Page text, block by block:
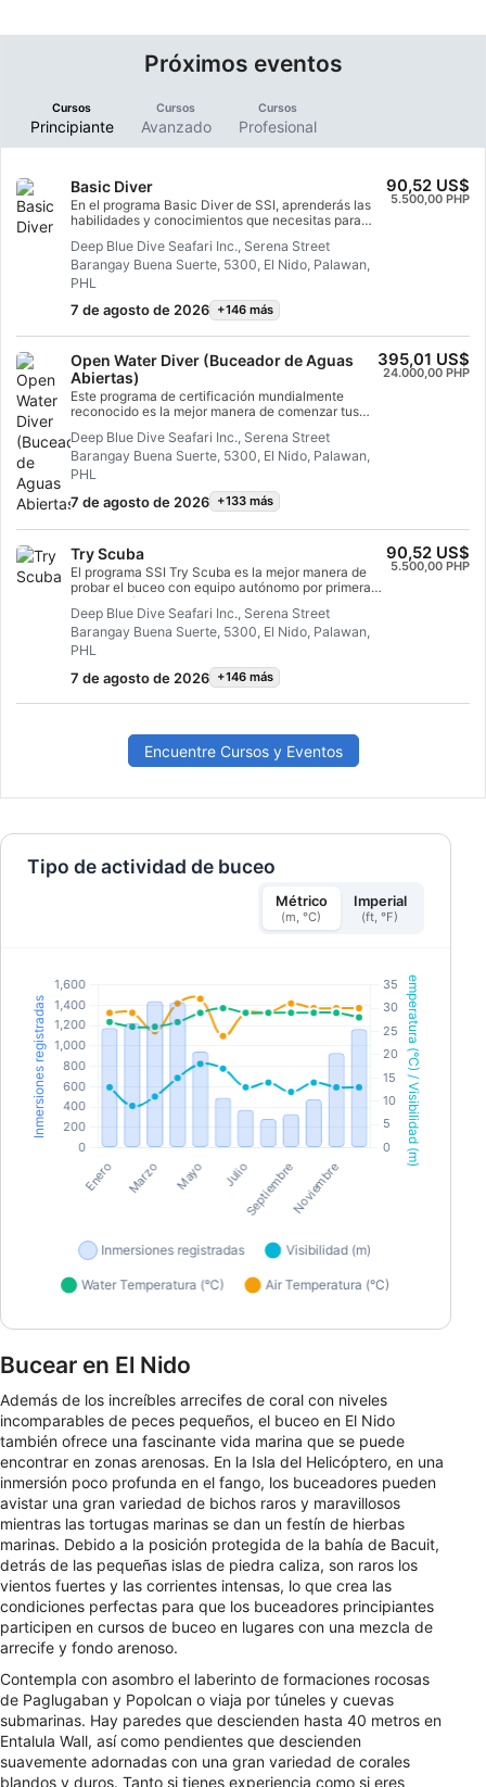
Próximos eventos
Cursos
Principiante
Cursos
Avanzado
Cursos
Profesional
Basic Diver
En el programa Basic Diver de SSI, aprenderás las
habilidades y conocimientos que necesitas para
un profesional de SSI. Es una forma estupenda de
explorar más a fondo el mundo subacuático
mientras pruebas el buceo. Todo el programa Basic
Diver u Open Water Diver en un plazo de 6 meses,
aventura de buceo.
Deep Blue Dive Seafari Inc., Serena Street
Barangay Buena Suerte, 5300, El Nido, Palawan,
PHL
7 de agosto de 2026 +146 más
90,52 US$
5.500,00 PHP
Open Water Diver (Buceador de Aguas
Abiertas)
Este programa de certificación mundialmente
reconocido es la mejor manera de comenzar tus
La formación personalizada se combina con
sesiones de práctica en el agua para garantizar
que posees las habilidades y la experiencia
necesarias para sentirte realmente cómodo bajo el
agua. Obtendrás la certificación SSI Open Water
Deep Blue Dive Seafari Inc., Serena Street
Barangay Buena Suerte, 5300, El Nido, Palawan,
PHL
7 de agosto de 2026 +133 más
395,01 US$
24.000,00 PHP
Try Scuba
El programa SSI Try Scuba es la mejor manera de
probar el buceo con equipo autónomo por primera
vez. Estarás en aguas confinadas y bien atendido
por tu instructor, para que puedas disfrutar de esas
primeras respiraciones inolvidables bajo el agua y
experimentar la magia del submarinismo. Al final de
este breve curso, habrás obtenido tu tarjeta de
reconocimiento SSI Try Scuba y, sin duda, querrás
buceo y este curso es donde todo comienza.
Deep Blue Dive Seafari Inc., Serena Street
Barangay Buena Suerte, 5300, El Nido, Palawan,
PHL
7 de agosto de 2026 +146 más
90,52 US$
5.500,00 PHP
Encuentre Cursos y Eventos
Tipo de actividad de buceo
Métrico
(m, °C)
Imperial
(ft, °F)
Bucear en El Nido
Además de los increíbles arrecifes de coral con niveles
incomparables de peces pequeños, el buceo en El Nido
también ofrece una fascinante vida marina que se puede
encontrar en zonas arenosas. En la Isla del Helicóptero, en una
inmersión poco profunda en el fango, los buceadores pueden
avistar una gran variedad de bichos raros y maravillosos
mientras las tortugas marinas se dan un festín de hierbas
marinas. Debido a la posición protegida de la bahía de Bacuit,
detrás de las pequeñas islas de piedra caliza, son raros los
vientos fuertes y las corrientes intensas, lo que crea las
condiciones perfectas para que los buceadores principiantes
participen en cursos de buceo en lugares con una mezcla de
arrecife y fondo arenoso.
Contempla con asombro el laberinto de formaciones rocosas
de Paglugaban y Popolcan o viaja por túneles y cuevas
submarinas. Hay paredes que descienden hasta 40 metros en
Entalula Wall, así como pendientes que descienden
suavemente adornadas con una gran variedad de corales
blandos y duros. Tanto si tienes experiencia como si eres